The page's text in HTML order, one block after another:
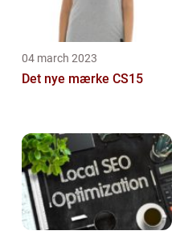
04 march 2023
Det nye mærke CS15